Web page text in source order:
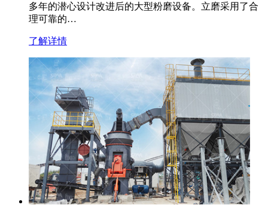
多年的潜心设计改进后的大型粉磨设备。立磨采用了合
理可靠的…
了解详情